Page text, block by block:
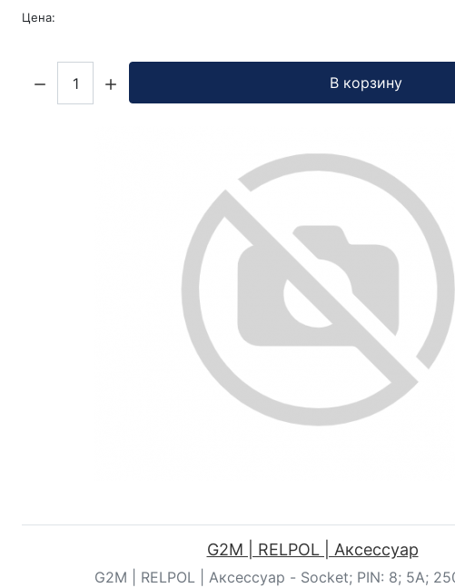
Цена:
В корзину
G2M | RELPOL | Аксессуар
G2M | RELPOL | Аксессуар - Socket; PIN: 8; 5A;